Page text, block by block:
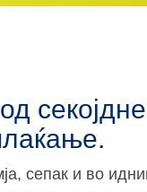
сепак и во